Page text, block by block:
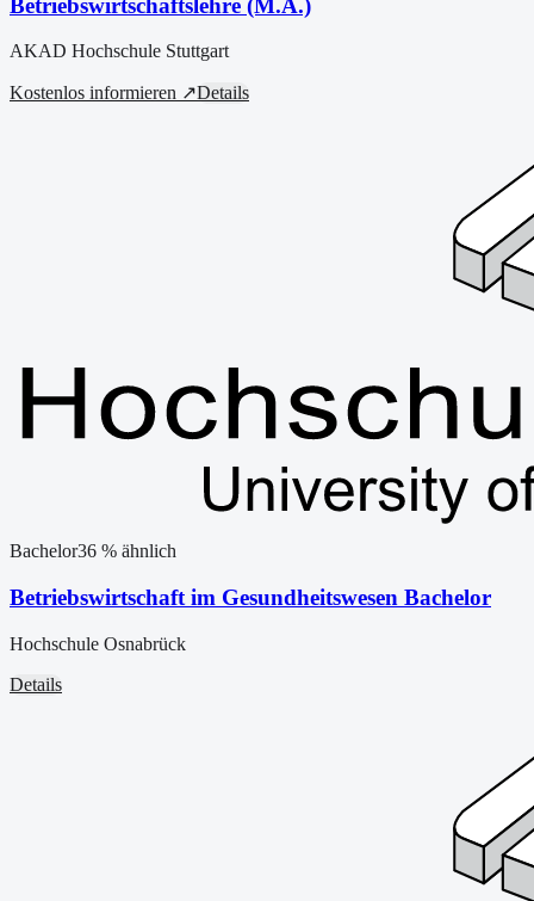
AKAD Hochschule Stuttgart
Kostenlos informieren ↗Details
Bachelor36 % ähnlich
Betriebswirtschaft im Gesundheitswesen Bachelor
Hochschule Osnabrück
Details